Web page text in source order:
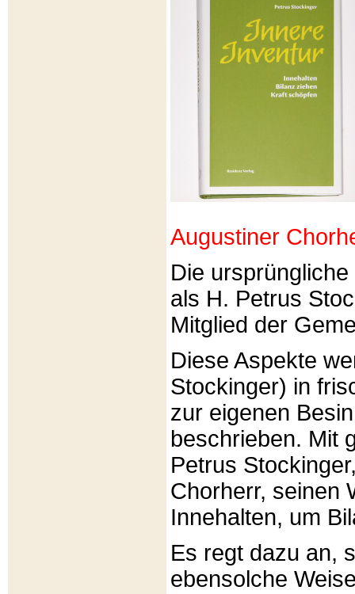
Augustiner
Die
als H. Petrus
Mitglied der
Diese Aspekte
Stockinger) in
zur eigenen
beschrieben. Mit
Petrus
Chorherr, seinen
Innehalten, um
Es regt dazu an,
ebensolche